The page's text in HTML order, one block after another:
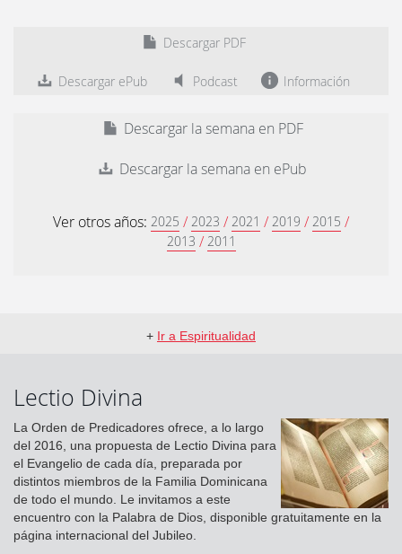
Descargar PDF
Descargar ePub Podcast Información
Descargar la semana en PDF
Descargar la semana en ePub
Ver otros años: 2025 / 2023 / 2021 / 2019 / 2015 /
2013 / 2011
+ Ir a Espiritualidad
Lectio Divina
La Orden de Predicadores ofrece, a lo largo
del 2016, una propuesta de Lectio Divina para
el Evangelio de cada día, preparada por
distintos miembros de la Familia Dominicana
de todo el mundo. Le invitamos a este
encuentro con la Palabra de Dios, disponible gratuitamente en la
página internacional del Jubileo.